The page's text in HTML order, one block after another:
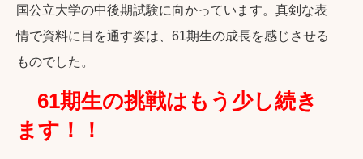
国公立大学の中後期試験に向かっています。真剣な表
情で資料に目を通す姿は、61期生の成長を感じさせる
ものでした。
61期生の挑戦はもう少し続き
ます！！